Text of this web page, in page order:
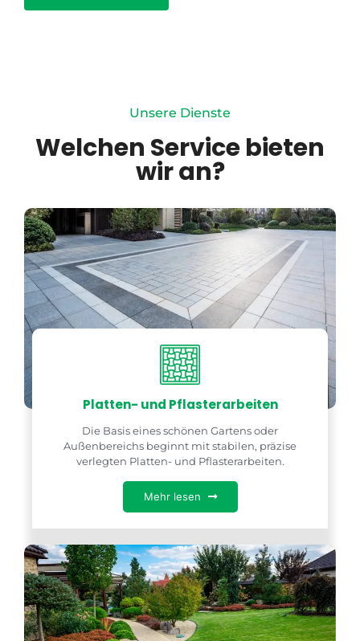
Unsere Dienste
Welchen Service bieten
wir an?
Platten- und Pflasterarbeiten
Die Basis eines schönen Gartens oder
Außenbereichs beginnt mit stabilen, präzise
verlegten Platten- und Pflasterarbeiten.
Mehr lesen